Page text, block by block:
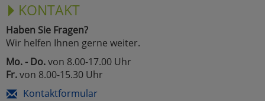
KONTAKT
Haben Sie Fragen?
Wir helfen Ihnen gerne weiter.
Mo. - Do.von 8.00-17.00 Uhr
Fr.von 8.00-15.30 Uhr
Kontaktformular